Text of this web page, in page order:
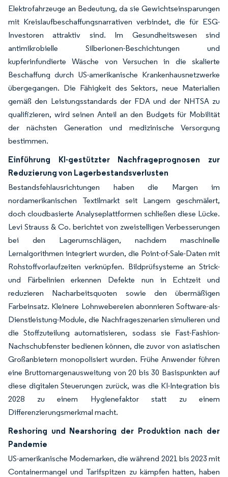
Elektrofahrzeuge an Bedeutung, da sie Gewichtseinsparungen
mit Kreislaufbeschaffungsnarrativen verbindet, die für ESG-
Investoren attraktiv sind. Im Gesundheitswesen sind
antimikrobielle Silberionen-Beschichtungen und
kupferinfundierte Wäsche von Versuchen in die skalierte
Beschaffung durch US-amerikanische Krankenhausnetzwerke
übergegangen. Die Fähigkeit des Sektors, neue Materialien
gemäß den Leistungsstandards der FDA und der NHTSA zu
qualifizieren, wird seinen Anteil an den Budgets für Mobilität
der nächsten Generation und medizinische Versorgung
bestimmen.
Einführung KI-gestützter Nachfrageprognosen zur
Reduzierung von Lagerbestandsverlusten
Bestandsfehlausrichtungen haben die Margen im
nordamerikanischen Textilmarkt seit Langem geschmälert,
doch cloudbasierte Analyseplattformen schließen diese Lücke.
Levi Strauss & Co. berichtet von zweistelligen Verbesserungen
bei den Lagerumschlägen, nachdem maschinelle
Lernalgorithmen integriert wurden, die Point-of-Sale-Daten mit
Rohstoffvorlaufzeiten verknüpfen. Bildprüfsysteme an Strick-
und Färbelinien erkennen Defekte nun in Echtzeit und
reduzieren Nacharbeitsquoten sowie den übermäßigen
Farbeinsatz. Kleinere Lohnwebereien abonnieren Software-als-
Dienstleistung-Module, die Nachfrageszenarien simulieren und
die Stoffzuteilung automatisieren, sodass sie Fast-Fashion-
Nachschubfenster bedienen können, die zuvor von asiatischen
Großanbietern monopolisiert wurden. Frühe Anwender führen
eine Bruttomargenausweitung von 20 bis 30 Basispunkten auf
diese digitalen Steuerungen zurück, was die KI-Integration bis
2028 zu einem Hygienefaktor statt zu einem
Differenzierungsmerkmal macht.
Reshoring und Nearshoring der Produktion nach der
Pandemie
US-amerikanische Modemarken, die während 2021 bis 2023 mit
Containermangel und Tarifspitzen zu kämpfen hatten, haben